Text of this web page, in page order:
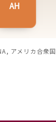
AH
アメリカ合衆国